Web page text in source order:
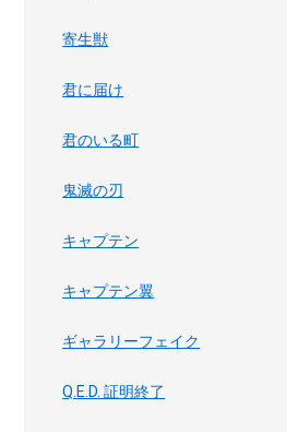
寄生獣
君に届け
君のいる町
鬼滅の刃
キャプテン
キャプテン翼
ギャラリーフェイク
Q.E.D. 証明終了